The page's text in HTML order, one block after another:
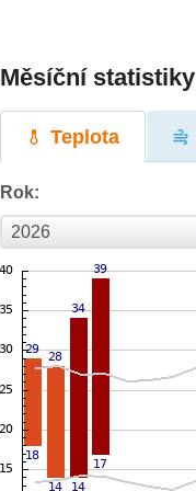
Měsíční statistiky
Teplota
Rok: